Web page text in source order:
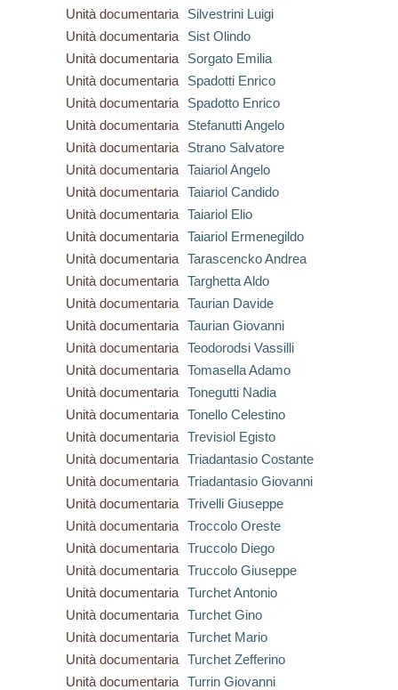
Unità documentaria
Silvestrini Luigi
Unità documentaria
Sist Olindo
Unità documentaria
Sorgato Emilia
Unità documentaria
Spadotti Enrico
Unità documentaria
Spadotto Enrico
Unità documentaria
Stefanutti Angelo
Unità documentaria
Strano Salvatore
Unità documentaria
Taiariol Angelo
Unità documentaria
Taiariol Candido
Unità documentaria
Taiariol Elio
Unità documentaria
Taiariol Ermenegildo
Unità documentaria
Tarascencko Andrea
Unità documentaria
Targhetta Aldo
Unità documentaria
Taurian Davide
Unità documentaria
Taurian Giovanni
Unità documentaria
Teodorodsi Vassilli
Unità documentaria
Tomasella Adamo
Unità documentaria
Tonegutti Nadia
Unità documentaria
Tonello Celestino
Unità documentaria
Trevisiol Egisto
Unità documentaria
Triadantasio Costante
Unità documentaria
Triadantasio Giovanni
Unità documentaria
Trivelli Giuseppe
Unità documentaria
Troccolo Oreste
Unità documentaria
Truccolo Diego
Unità documentaria
Truccolo Giuseppe
Unità documentaria
Turchet Antonio
Unità documentaria
Turchet Gino
Unità documentaria
Turchet Mario
Unità documentaria
Turchet Zefferino
Unità documentaria
Turrin Giovanni